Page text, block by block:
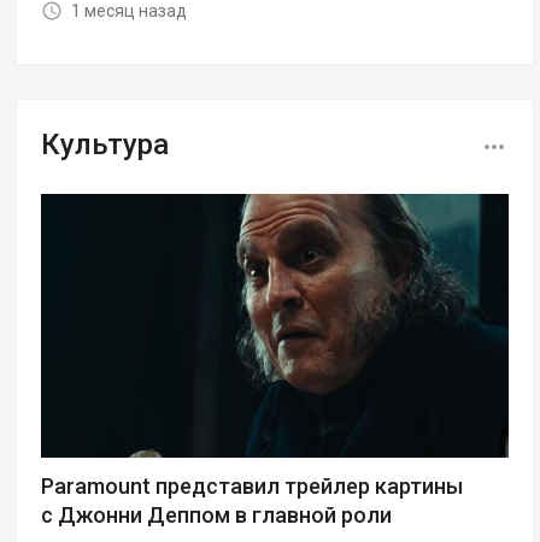
1 месяц назад
Культура
Paramount представил трейлер картины
с Джонни Деппом в главной роли